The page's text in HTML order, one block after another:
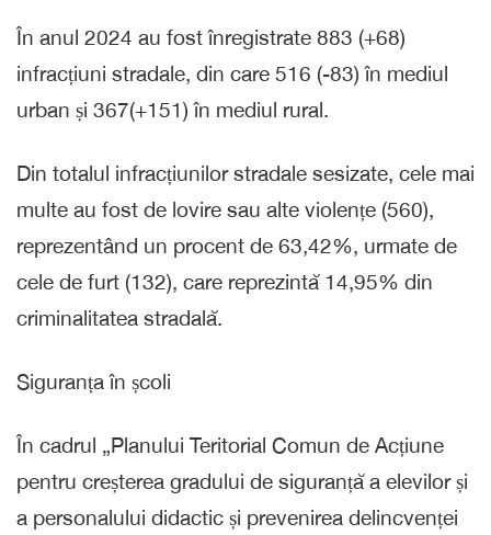
În anul 2024 au fost înregistrate 883 (+68)
infracțiuni stradale, din care 516 (-83) în mediul
urban și 367(+151) în mediul rural.
Din totalul infracțiunilor stradale sesizate, cele mai
multe au fost de lovire sau alte violențe (560),
reprezentând un procent de 63,42%, urmate de
cele de furt (132), care reprezintă 14,95% din
criminalitatea stradală.
Siguranța în școli
În cadrul „Planului Teritorial Comun de Acțiune
pentru creșterea gradului de siguranță a elevilor și
a personalului didactic și prevenirea delincvenței